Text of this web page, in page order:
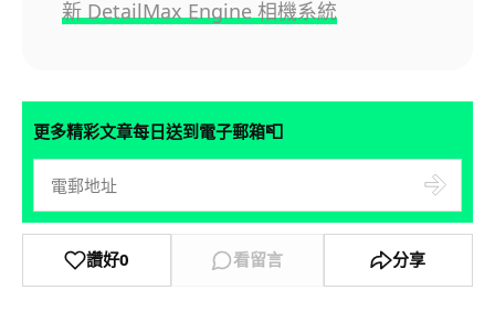
新 DetailMax Engine 相機系統
更多精彩文章每日送到電子郵箱📮
讚好0 看留言 分享